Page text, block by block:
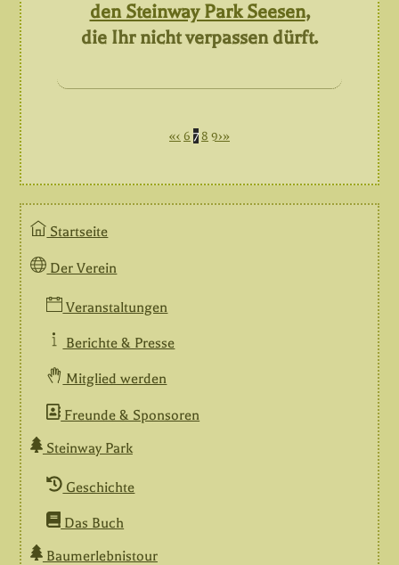
den Steinway Park Seesen,
die Ihr nicht verpassen dürft.
«‹ 6 78 9›»
Startseite
Der Verein
Veranstaltungen
Berichte & Presse
Mitglied werden
Freunde & Sponsoren
Steinway Park
Geschichte
Das Buch
Baumerlebnistour